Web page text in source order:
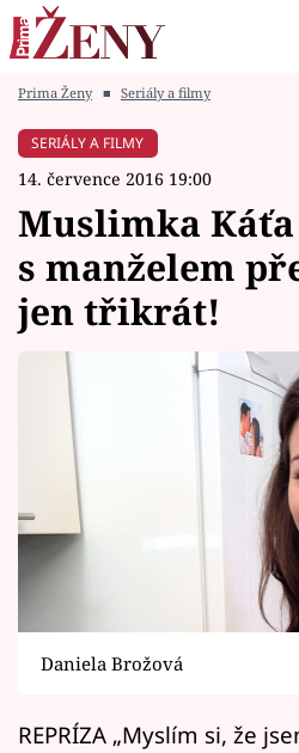
Módní alarm
Témata
Celebrity
Vztahy
Seriály
Horoskopy
Filmový festival
Pořady
Prima Ženy ■ Seriály a filmy
SERIÁLY A FILMY
14. července 2016 19:00
Muslimka
s manželem
jen třikrát!
Daniela Brožová
REPRÍZA „Myslím si, že